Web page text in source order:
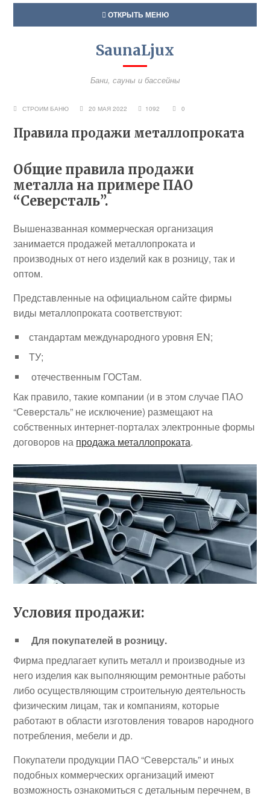
ОТКРЫТЬ МЕНЮ
SaunaLjux
Бани, сауны и бассейны
СТРОИМ БАНЮ 20 МАЯ 2022 1092 0
Правила продажи металлопроката
Общие правила продажи
металла на примере ПАО
“Северсталь”.
Вышеназванная коммерческая организация
занимается продажей металлопроката и
производных от него изделий как в розницу, так и
оптом.
Представленные на официальном сайте фирмы
виды металлопроката соответствуют:
стандартам международного уровня EN;
ТУ;
отечественным ГОСТам.
Как правило, такие компании (и в этом случае ПАО
“Северсталь” не исключение) размещают на
собственных интернет-порталах электронные формы
договоров на продажа металлопроката.
Условия продажи:
Для покупателей в розницу.
Фирма предлагает купить металл и производные из
него изделия как выполняющим ремонтные работы
либо осуществляющим строительную деятельность
физическим лицам, так и компаниям, которые
работают в области изготовления товаров народного
потребления, мебели и др.
Покупатели продукции ПАО “Северсталь” и иных
подобных коммерческих организаций имеют
возможность ознакомиться с детальным перечнем, в